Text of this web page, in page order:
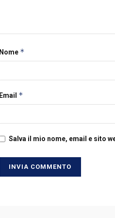
Nome *
Email *
Salva il mio nome, email e sito